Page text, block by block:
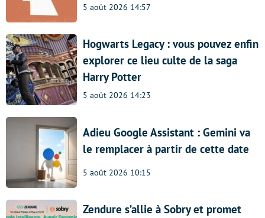
5 août 2026 14:57
Hogwarts Legacy : vous pouvez enfin
explorer ce lieu culte de la saga
Harry Potter
5 août 2026 14:23
Adieu Google Assistant : Gemini va
le remplacer à partir de cette date
5 août 2026 10:15
Zendure s’allie à Sobry et promet